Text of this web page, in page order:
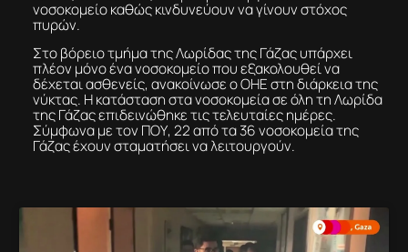
νοσοκομείο καθώς κινδυνεύουν να γίνουν στόχος
πυρών.
Στο βόρειο τμήμα της Λωρίδας της Γάζας υπάρχει
πλέον μόνο ένα νοσοκομείο που εξακολουθεί να
δέχεται ασθενείς, ανακοίνωσε ο ΟΗΕ στη διάρκεια της
νύκτας. Η κατάσταση στα νοσοκομεία σε όλη τη Λωρίδα
της Γάζας επιδεινώθηκε τις τελευταίες ημέρες.
Σύμφωνα με τον ΠΟΥ, 22 από τα 36 νοσοκομεία της
Γάζας έχουν σταματήσει να λειτουργούν.